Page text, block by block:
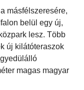
másfélszeresére,
belül egy új,
lesz. Több
új kilátóteraszok
magas magyar